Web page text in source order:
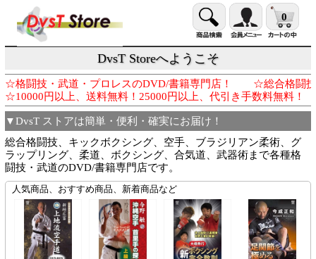
0
DvsT Storeへようこそ
☆格闘技・武道・プロレスのDVD/書籍専門店！ ☆総合格闘技
☆10000円以上、送料無料！25000円以上、代引き手数料無
▼DvsT ストアは簡単・便利・確実にお届け！
総合格闘技、キックボクシング、空手、ブラジリアン柔術、グ
ラップリング、柔道、ボクシング、合気道、武器術まで各種格
闘技・武道のDVD/書籍専門店です。